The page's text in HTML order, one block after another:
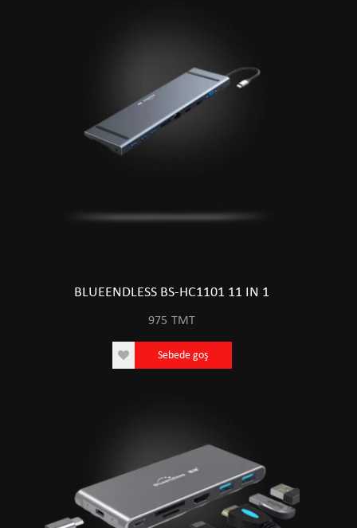
BLUEENDLESS BS-HC1101 11 IN 1
975 TMT
Sebede goş